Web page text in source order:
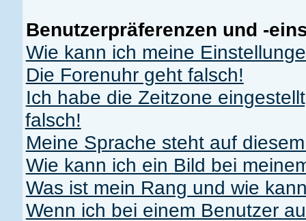
Benutzerpräferenzen und -
Wie kann ich meine
Die Forenuhr geht falsch!
Ich habe die Zeitzone
falsch!
Meine Sprache steht auf
Wie kann ich ein Bild bei
Was ist mein Rang und wie
Wenn ich bei einem Benutzer